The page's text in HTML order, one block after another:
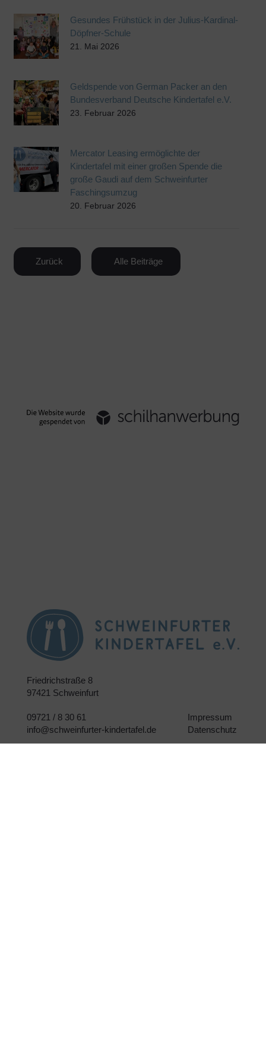
Gesundes Frühstück in der Julius-Kardinal-
Döpfner-Schule
21. Mai 2026
Geldspende von German Packer an den
Bundesverband Deutsche Kindertafel e.V.
23. Februar 2026
Mercator Leasing ermöglichte der
Kindertafel mit einer großen Spende die
große Gaudi auf dem Schweinfurter
Faschingsumzug
20. Februar 2026
Zurück Alle Beiträge
Friedrichstraße 8
97421 Schweinfurt
09721 / 8 30 61
info@schweinfurter-kindertafel.de
Impressum
Datenschutz